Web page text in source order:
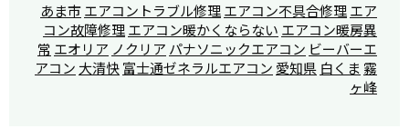
あま市エアコントラブル修理エアコン不具合修理エア
コン故障修理エアコン暖かくならない エアコン暖房異
常 エオリア ノクリア パナソニックエアコン ビーバーエ
アコン 大清快富士通ゼネラルエアコン 愛知県 白くま 霧
ヶ峰